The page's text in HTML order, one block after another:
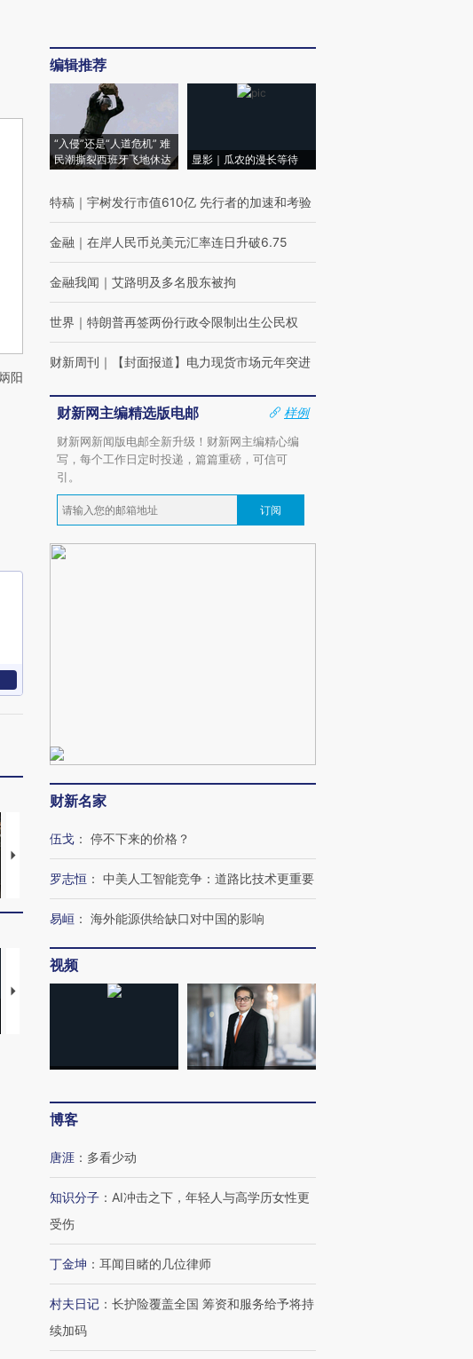
阳
马航飞行员跨国走私7万
粒摇头丸 尿检体内含3种
视线｜被称为“蟑螂”的印
度Z世代 用街头抗争将教
育部长拱下台
视线｜“入侵”还是“人道危
机”？难民潮撕裂西班牙
飞地休达
【推广】走进第四届链博
【特别呈现】寻找100种
有意思的生活方式·第三对
【商旅对话】华住集团
CFO：不靠规模取胜，华
编辑推荐
“入侵”还是“人道危机” 难
民潮撕裂西班牙飞地休达
显影｜瓜农的漫长等待
特稿 ｜ 宇树发行市值610亿 先行者的加速和考验
金融 ｜ 在岸人民币兑美元汇率连日升破6.75
金融我闻 ｜ 艾路明及多名股东被拘
世界 ｜ 特朗普再签两份行政令限制出生公民权
财新周刊 ｜ 【封面报道】电力现货市场元年突进
财新网主编精选版电邮
样例
财新网新闻版电邮全新升级！财新网主编精心编
写，每个工作日定时投递，篇篇重磅，可信可
引。
订阅
财新名家
伍戈 ： 停不下来的价格？
罗志恒 ： 中美人工智能竞争：道路比技术更重要
易峘 ： 海外能源供给缺口对中国的影响
视频
博客
唐涯 ： 多看少动
知识分子 ： AI冲击之下，年轻人与高学历女性更
受伤
丁金坤 ： 耳闻目睹的几位律师
村夫日记 ： 长护险覆盖全国 筹资和服务给予将持
续加码